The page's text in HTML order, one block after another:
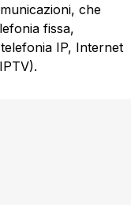
che
fissa,
IP, Internet